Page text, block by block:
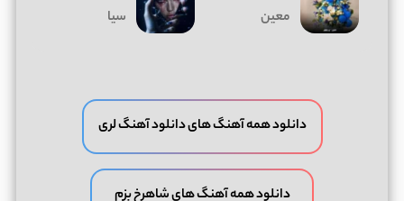
معین سیا
دانلود همه آهنگ های دانلود آهنگ لری
دانلود همه آهنگ های شاهرخ بزم